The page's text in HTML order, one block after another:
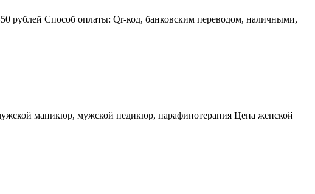
рублей Способ оплаты: Qr-код, банковским переводом, наличными,
маникюр, мужской педикюр, парафинотерапия Цена женской